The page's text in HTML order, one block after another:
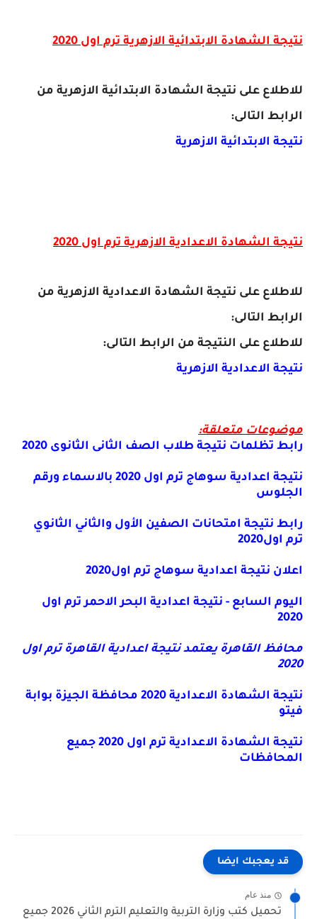
نتيجة الشهادة الابتدائية الازهرية ترم اول 2020
للاطلاع على نتيجة الشهادة الابتدائية الازهرية من
الرابط التالى:
نتيجة الابتدائية الازهرية
نتيجة الشهادة الاعدادية الازهرية ترم اول 2020
للاطلاع على نتيجة الشهادة الاعدادية الازهرية من
الرابط التالى:
للاطلاع على النتيجة من الرابط التالى:
نتيجة الاعدادية الازهرية
موضوعات متعلقة:
رابط تظلمات نتيجة طلاب الصف الثانى الثانوى 2020
نتيجة اعدادية سوهاج ترم اول 2020 بالاسماء ورقم
الجلوس
رابط نتيجة امتحانات الصفين الأول والثاني الثانوي
ترم اول2020
اعلان نتيجة اعدادية سوهاج ترم اول2020
اليوم السابع - نتيجة اعدادية البحر الاحمر ترم اول
2020
محافظ القاهرة يعتمد نتيجة اعدادية القاهرة ترم اول
2020
نتيجة الشهادة الاعدادية 2020 محافظة الجيزة بوابة
فيتو
نتيجة الشهادة الاعدادية ترم اول 2020 جميع
المحافظات
قد يعجبك ايضا
منذ عام
تحميل كتب وزارة التربية والتعليم الترم الثاني 2026 جميع